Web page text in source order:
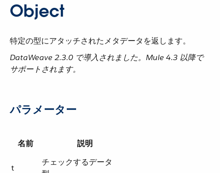
Object
特定の型にアタッチされたメタデータを返します。
DataWeave 2.3.0 で導入されました。Mule 4.3 以降で
サポートされます。
パラメーター
名前 説明
t
チェックするデータ